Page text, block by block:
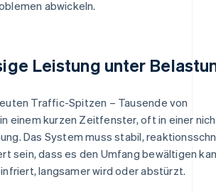
abwickeln.
Leistung unter
Traffic-Spitzen – Tausende von
einem kurzen Zeitfenster, oft in einer
Das System muss stabil,
sein, dass es den Umfang bewältigen
langsamer wird oder abstürzt.